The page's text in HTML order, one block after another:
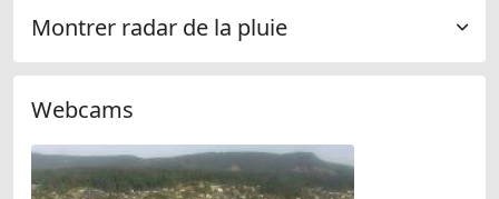
Montrer radar de la pluie
Webcams